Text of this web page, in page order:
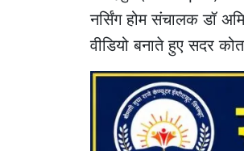
नर्सिंग होम संचालक डॉ
वीडियो बनाते हुए सदर